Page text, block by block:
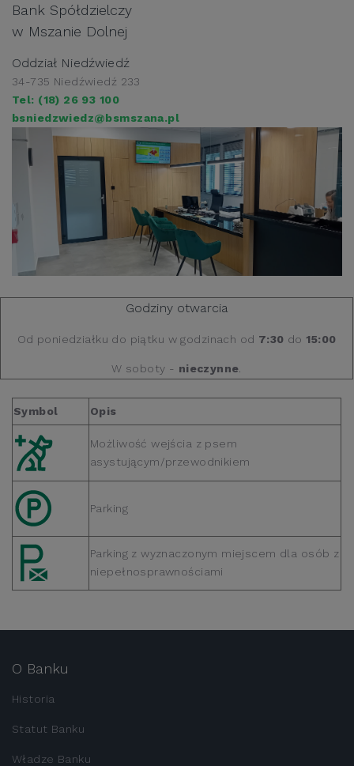
Bank Spółdzielczy
w Mszanie Dolnej
Oddział Niedźwiedź
34-735 Niedźwiedź 233
Tel: (18) 26 93 100
bsniedzwiedz@bsmszana.pl
Godziny otwarcia
Od poniedziałku do piątku w godzinach od 7:30 do 15:00
W soboty - nieczynne
Symbol Opis
Możliwość wejścia z psem
asystującym/przewodnikiem
Parking
Parking z wyznaczonym miejscem dla osób z
niepełnosprawnościami
O Banku
Historia
Statut Banku
Władze Banku